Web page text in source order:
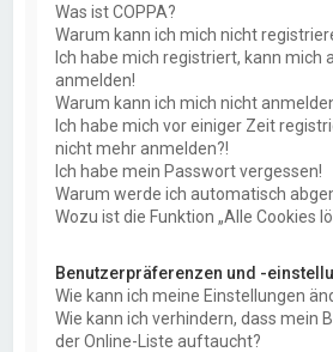
Was ist COPPA?
Warum kann ich mich nicht
Ich habe mich registriert, kann mich
anmelden!
Warum kann ich mich nicht
Ich habe mich vor einiger Zeit
nicht mehr anmelden?!
Ich habe mein Passwort vergessen!
Warum werde ich automatisch
Wozu ist die Funktion „Alle Cookies
Benutzerpräferenzen und -
Wie kann ich meine Einstellungen
Wie kann ich verhindern, dass mein
der Online-Liste auftaucht?